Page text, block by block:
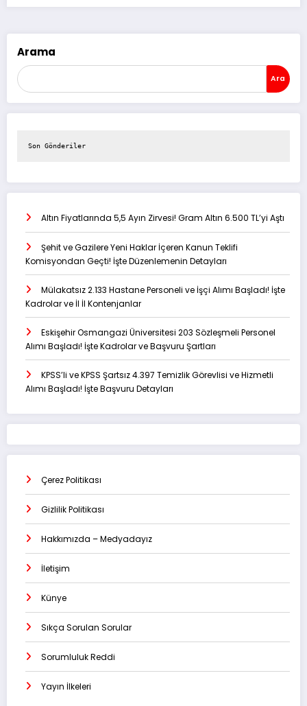
Arama
Ara
Son Gönderiler
Altın Fiyatlarında 5,5 Ayın Zirvesi! Gram Altın 6.500 TL’yi Aştı
Şehit ve Gazilere Yeni Haklar İçeren Kanun Teklifi
Komisyondan Geçti! İşte Düzenlemenin Detayları
Mülakatsız 2.133 Hastane Personeli ve İşçi Alımı Başladı! İşte
Kadrolar ve İl İl Kontenjanlar
Eskişehir Osmangazi Üniversitesi 203 Sözleşmeli Personel
Alımı Başladı! İşte Kadrolar ve Başvuru Şartları
KPSS’li ve KPSS Şartsız 4.397 Temizlik Görevlisi ve Hizmetli
Alımı Başladı! İşte Başvuru Detayları
Çerez Politikası
Gizlilik Politikası
Hakkımızda – Medyadayız
İletişim
Künye
Sıkça Sorulan Sorular
Sorumluluk Reddi
Yayın İlkeleri